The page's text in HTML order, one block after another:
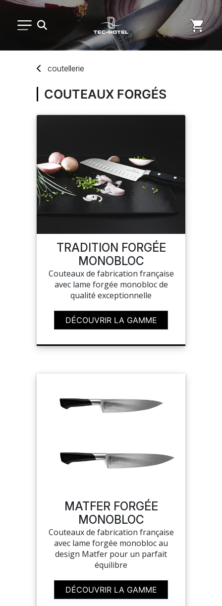
ARTS DE LA TABLE
USAGE UNIQUE
MARQUES
NOUVEAUTÉS
MON COMPTE
SUR-MESURE
coutellerie
COUTEAUX FORGÉS
TRADITION FORGÉE
MONOBLOC
Couteaux de fabrication française
avec lame forgée monobloc de
qualité exceptionnelle
DÉCOUVRIR LA GAMME
MATFER FORGÉE
MONOBLOC
Couteaux de fabrication française
avec lame forgée monobloc au
design Matfer pour un parfait
équilibre
DÉCOUVRIR LA GAMME